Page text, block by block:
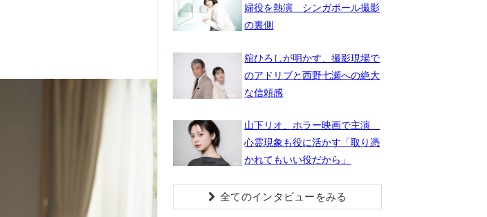
婦役を熱演 シンガポール撮影
の裏側
舘ひろしが明かす、撮影現場で
のアドリブと西野七瀬への絶大
な信頼感
山下リオ、ホラー映画で主演
心霊現象も役に活かす「取り憑
かれてもいい役だから」
全てのインタビューをみる